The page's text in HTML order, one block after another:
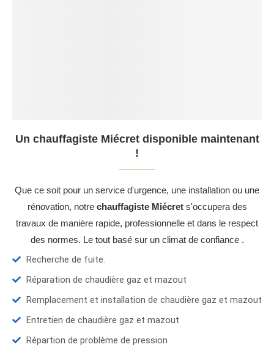
Un chauffagiste Miécret disponible maintenant
!
Que ce soit pour un service d'urgence, une installation ou une
rénovation, notre chauffagiste Miécrets'occupera des
travaux de manière rapide, professionnelle et dans le respect
des normes. Le tout basé sur un climat de confiance .
Recherche de fuite.
Réparation de chaudière gaz et mazout
Remplacement et installation de chaudière gaz et mazout
Entretien de chaudière gaz et mazout
Répartion de problème de pression